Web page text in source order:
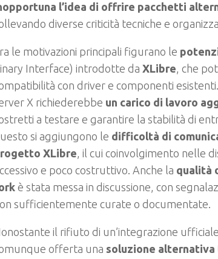
l’idea di offrire pacchetti
diverse criticità tecniche e
le motivazioni principali figurano le
Interface) introdotte da XLibre, che
con driver e componenti
X richiederebbe un carico di lavoro
a testare e garantire la stabilità di
si aggiungono le difficoltà di
XLibre, il cui coinvolgimento nelle
e poco costruttivo. Anche la qualità
è stata messa in discussione, con
sufficientemente curate o documentate.
il rifiuto di un’integrazione
offerta una soluzione alternativa